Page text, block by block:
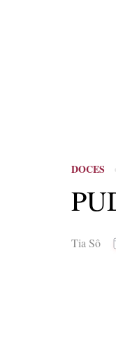
DOCES
Tia Sô